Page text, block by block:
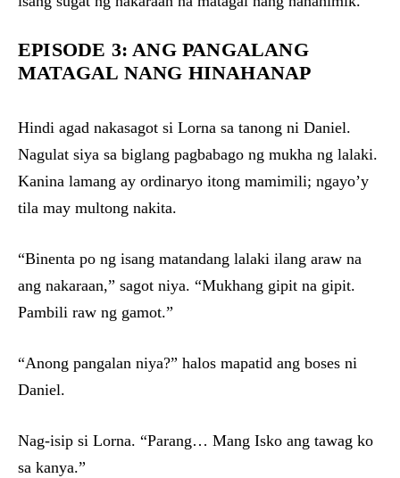
EPISODE 3: ANG PANGALANG
MATAGAL NANG HINAHANAP
Hindi agad nakasagot si Lorna sa tanong ni Daniel.
Nagulat siya sa biglang pagbabago ng mukha ng lalaki.
Kanina lamang ay ordinaryo itong mamimili; ngayo’y
tila may multong nakita.
“Binenta po ng isang matandang lalaki ilang araw na
ang nakaraan,” sagot niya. “Mukhang gipit na gipit.
Pambili raw ng gamot.”
“Anong pangalan niya?” halos mapatid ang boses ni
Daniel.
Nag-isip si Lorna. “Parang… Mang Isko ang tawag ko
sa kanya.”